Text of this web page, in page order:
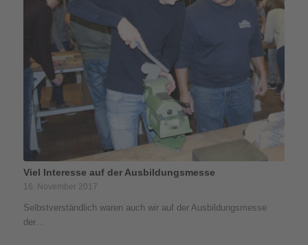
Viel Interesse auf der Ausbildungsmesse
16. November 2017
Selbstverständlich waren auch wir auf der Ausbildungsmesse
der…